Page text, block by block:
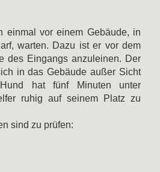
einmal vor einem Gebäude, in
warten. Dazu ist er vor dem
des Eingangs anzuleinen. Der
in das Gebäude außer Sicht
hat fünf Minuten unter
ruhig auf seinem Platz zu
sind zu prüfen: